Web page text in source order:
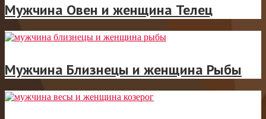
Мужчина Овен и женщина Телец
Мужчина Близнецы и женщина Рыбы